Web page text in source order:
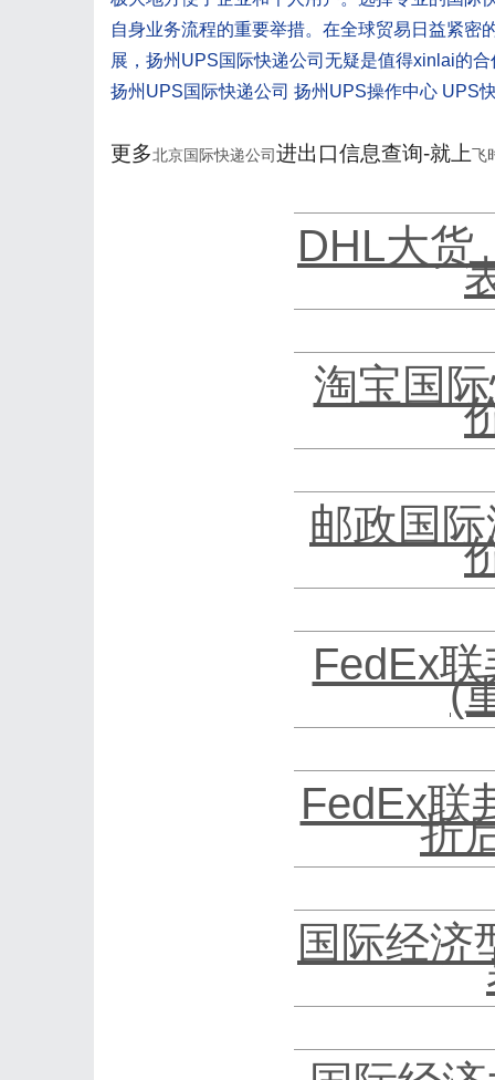
自身业务流程的重要举措。在全球贸易日益紧密
展，扬州UPS国际快递公司无疑是值得xinlai的合
扬州UPS国际快递公司 扬州UPS操作中心 UPS
更多北京国际快递公司进出口信息查询-就上飞
DHL大货
淘宝国
邮政国
FedEx
(
FedEx联
折
国际经济